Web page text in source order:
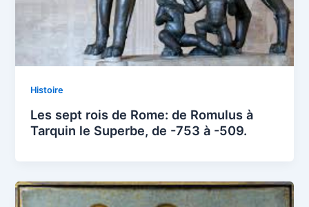
Histoire
Les sept rois de Rome: de Romulus à
Tarquin le Superbe, de -753 à -509.